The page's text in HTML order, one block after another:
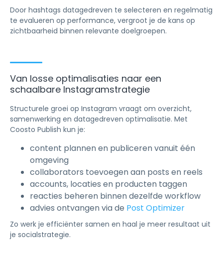
Door hashtags datagedreven te selecteren en regelmatig
te evalueren op performance, vergroot je de kans op
zichtbaarheid binnen relevante doelgroepen.
Van losse optimalisaties naar een
schaalbare Instagramstrategie
Structurele groei op Instagram vraagt om overzicht,
samenwerking en datagedreven optimalisatie. Met
Coosto Publish kun je:
content plannen en publiceren vanuit één
omgeving
collaborators toevoegen aan posts en reels
accounts, locaties en producten taggen
reacties beheren binnen dezelfde workflow
advies ontvangen via de Post Optimizer
Zo werk je efficiënter samen en haal je meer resultaat uit
je socialstrategie.